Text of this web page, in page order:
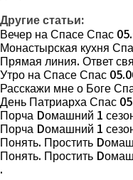
Другие статьи:
Вечер на Спасе Спас
Монастырская кухня
Прямая линия. Ответ
Утро на Спасе Спас
Расскажи мне о Боге
День Патриарха Спас
Порча Dомашний 1
Порча Dомашний 1
Понять. Простить
Понять. Простить
.